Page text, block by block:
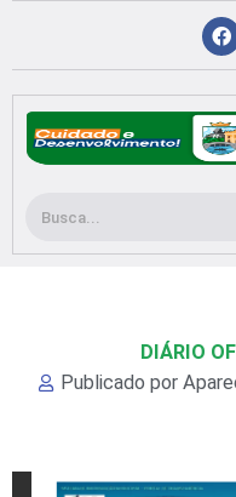
conteúdo
F
a
c
b
o
o
k
Pesquisar
DIÁRIO
Publicado por